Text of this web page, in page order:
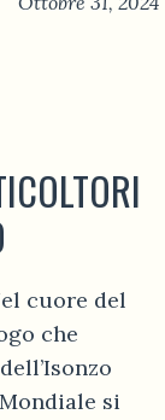
cuore del
che
si